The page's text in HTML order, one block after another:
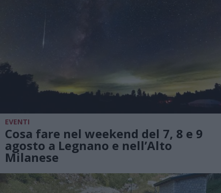
EVENTI
Cosa fare nel weekend del 7, 8 e 9
agosto a Legnano e nell’Alto
Milanese